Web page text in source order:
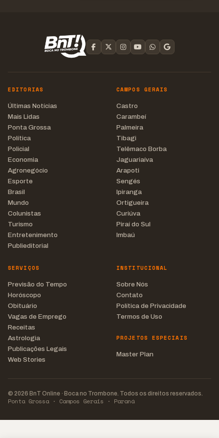
EDITORIAS
Últimas Notícias
Mais Lidas
Ponta Grossa
Política
Policial
Economia
Agronegócio
Esporte
Brasil
Mundo
Colunistas
Turismo
Entretenimento
Publieditorial
CAMPOS GERAIS
Castro
Carambeí
Palmeira
Tibagi
Telêmaco Borba
Jaguariaíva
Arapoti
Sengés
Ipiranga
Ortigueira
Curiúva
Piraí do Sul
Imbaú
SERVIÇOS
Previsão do Tempo
Horóscopo
Obituário
Vagas de Emprego
Receitas
Astrologia
Publicações Legais
Web Stories
INSTITUCIONAL
Sobre Nós
Contato
Política de Privacidade
Termos de Uso
PROJETOS ESPECIAIS
Master Plan
© 2026 BnT Online · Boca no Trombone. Todos os direitos reservados.
Ponta Grossa · Campos Gerais · Paraná